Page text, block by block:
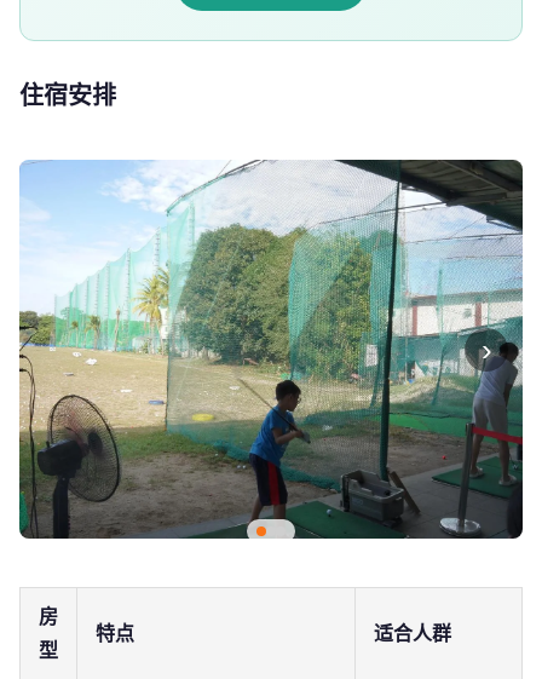
住宿安排
›
房
型
特点 适合人群